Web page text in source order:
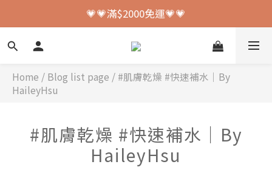
💗💗加入會員送150元購物金💗💗
💗💗滿$2000免運💗💗
💗💗加入會員送150元購物金💗💗
Home / Blog list page / #肌膚乾燥 #快速補水｜By
HaileyHsu
#肌膚乾燥 #快速補水｜By
HaileyHsu